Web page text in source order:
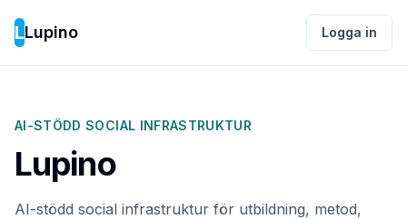
LLupino Logga in
AI-STÖDD SOCIAL INFRASTRUKTUR
Lupino
AI-stödd social infrastruktur för utbildning, metod,